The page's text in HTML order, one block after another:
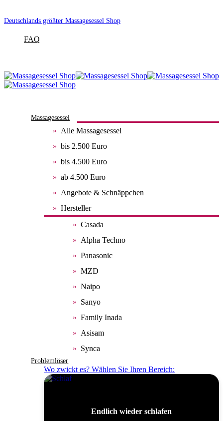
Deutschlands größter Massagesessel Shop
FAQ
Massagesessel
Alle Massagesessel
bis 2.500 Euro
bis 4.500 Euro
ab 4.500 Euro
Angebote & Schnäppchen
Hersteller
Casada
Alpha Techno
Panasonic
MZD
Naipo
Sanyo
Family Inada
Asisam
Synca
Problemlöser
Wo zwickt es? Wählen Sie Ihren Bereich:
Endlich wieder schlafen